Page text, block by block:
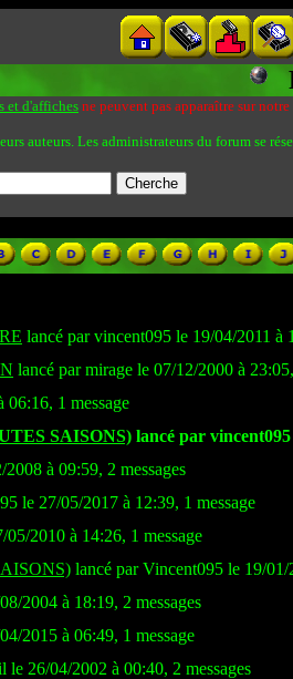
et d'affiches ne peuvent pas apparaître sur
auteurs. Les administrateurs du forum se
lancé par vincent095 le 19/04/2011 à
lancé par mirage le 07/12/2000 à
1 message
SAISONS) lancé par vincent095
à 09:59, 2 messages
le 27/05/2017 à 12:39, 1 message
05/2010 à 14:26, 1 message
lancé par Vincent095 le 19/01/
2004 à 18:19, 2 messages
2015 à 06:49, 1 message
le 26/04/2002 à 00:40, 2 messages